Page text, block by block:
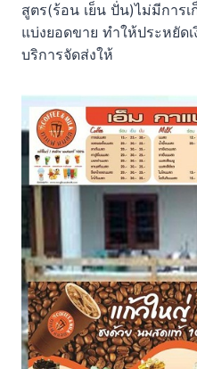
สูตร(ร้อน เย็น ปั่น)ไม่มีการ
แบ่งยอดขาย ทำให้ประหยัด
บริการจัดส่งให้